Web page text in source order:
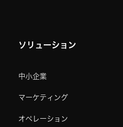
ソリューション
中小企業
マーケティング
オペレーション